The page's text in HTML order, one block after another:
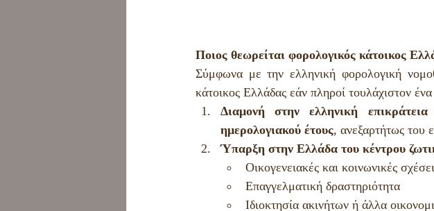
Ποιος θεωρείται φορολογικός κάτοικος
Σύμφωνα με την ελληνική φορολογική
κάτοικος Ελλάδας εάν πληροί τουλάχιστον
Διαμονή στην ελληνική
ημερολογιακού έτους, ανεξαρτήτως του
Ύπαρξη στην Ελλάδα του κέντρου
Οικογενειακές και κοινωνικές
Επαγγελματική δραστηριότητα
Ιδιοκτησία ακινήτων ή άλλα